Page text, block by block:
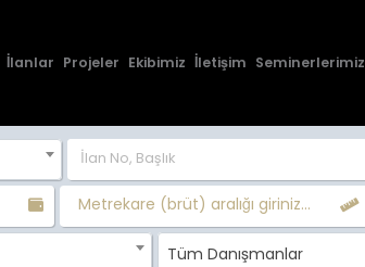
İlanlar Projeler Ekibimiz İletişim Seminerlerimiz
Metrekare (brüt) aralığı giriniz...
Tüm Danışmanlar